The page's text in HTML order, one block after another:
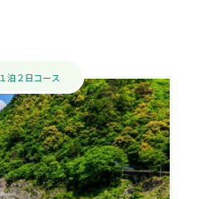
１泊２日コース